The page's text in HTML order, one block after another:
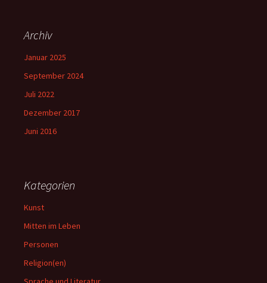
Archiv
Januar 2025
September 2024
Juli 2022
Dezember 2017
Juni 2016
Kategorien
Kunst
Mitten im Leben
Personen
Religion(en)